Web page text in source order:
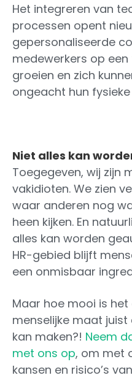
Het integreren van
processen opent
gepersonaliseerde
medewerkers op
groeien en zich
ongeacht hun
Niet alles kan
Toegegeven, wij zijn
vakidioten. We zien
waar anderen nog
heen kijken. En
alles kan worden
HR-gebied blijft
een onmisbaar
Maar hoe mooi is
menselijke maat juist
kan maken?! Neem
met ons op, om met
kansen en risico’s